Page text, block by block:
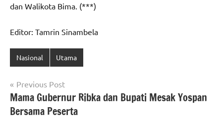
dan Walikota Bima. (***)
Editor: Tamrin Sinambela
Nasional Utama
Navigasi
pos
Previous Post
Mama Gubernur Ribka dan Bupati Mesak Yospan
Bersama Peserta